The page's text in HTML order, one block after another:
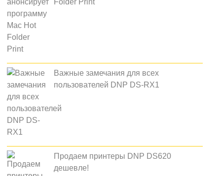
Folder Print
Важные замечания для всех
пользователей DNP DS-RX1
Продаем принтеры DNP DS620
дешевле!